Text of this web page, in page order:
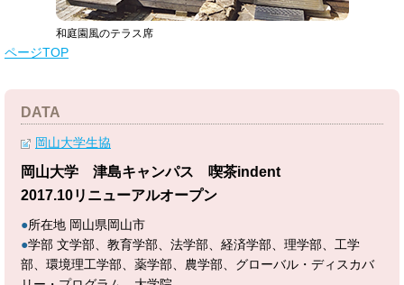
和庭園風のテラス席
ページTOP
DATA
岡山大学生協
岡山大学 津島キャンパス 喫茶indent
2017.10リニューアルオープン
●所在地 岡山県岡山市
●学部 文学部、教育学部、法学部、経済学部、理学部、工学
部、環境理工学部、薬学部、農学部、グローバル・ディスカバ